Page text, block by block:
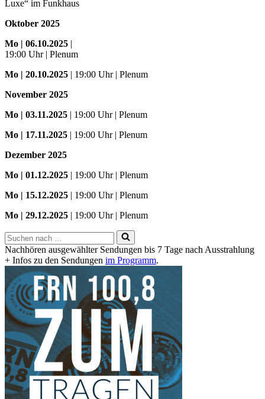
Luxe“ im Funkhaus
Oktober 2025
Mo | 06.10.2025 |
19:00 Uhr | Plenum
Mo | 20.10.2025 | 19:00 Uhr | Plenum
November 2025
Mo | 03.11.2025 | 19:00 Uhr | Plenum
Mo | 17.11.2025 | 19:00 Uhr | Plenum
Dezember 2025
Mo | 01.12.2025 | 19:00 Uhr | Plenum
Mo | 15.12.2025 | 19:00 Uhr | Plenum
Mo | 29.12.2025 | 19:00 Uhr | Plenum
Suchen
nach …
Nachhören ausgewählter Sendungen bis 7 Tage nach Ausstrahlung
+ Infos zu den Sendungen im Programm.